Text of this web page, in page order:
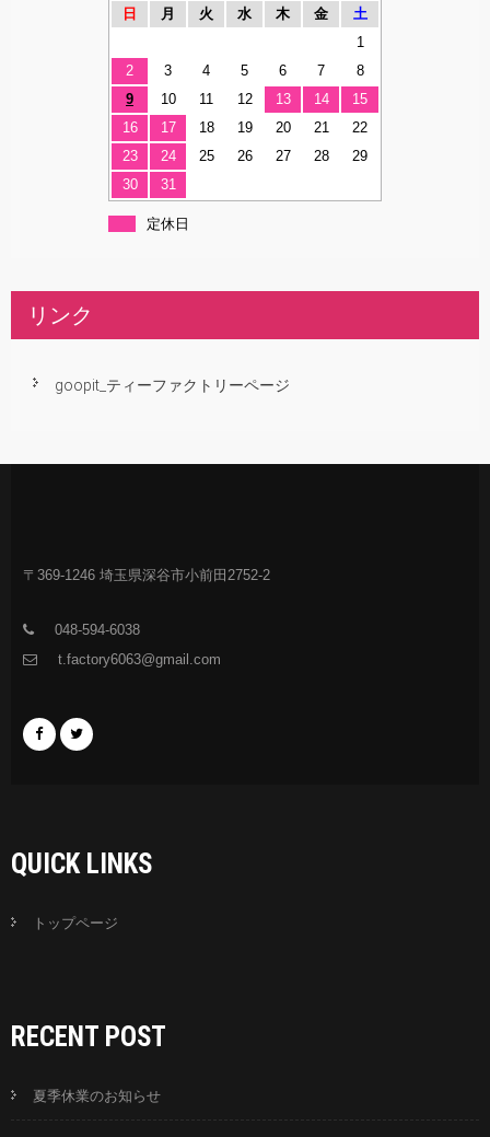
日
月 火 水 木 金
土
1
2
3 4 5 6 7
8
9
10 11 12 13 14
15
16
17 18 19 20 21
22
23
24 25 26 27 28
29
30
31
定休日
リンク
goopit_ティーファクトリーページ
〒369-1246 埼玉県深谷市小前田2752-2
048-594-6038
t.factory6063@gmail.com
QUICK LINKS
トップページ
RECENT POST
夏季休業のお知らせ